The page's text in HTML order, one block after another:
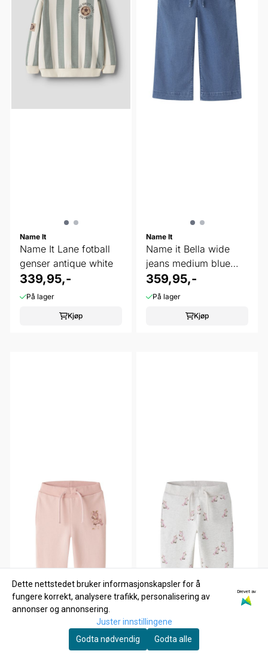
Name It
Name It Lane fotball
genser antique white
339,95,-
På lager
Kjøp
Name It
Name it Bella wide
jeans medium blue
denim
359,95,-
På lager
Kjøp
Dette nettstedet bruker informasjonskapsler for å
fungere korrekt, analysere trafikk, personalisering av
annonser og annonsering.
Drevet av
Juster innstillingene
Godta nødvendig
Godta alle